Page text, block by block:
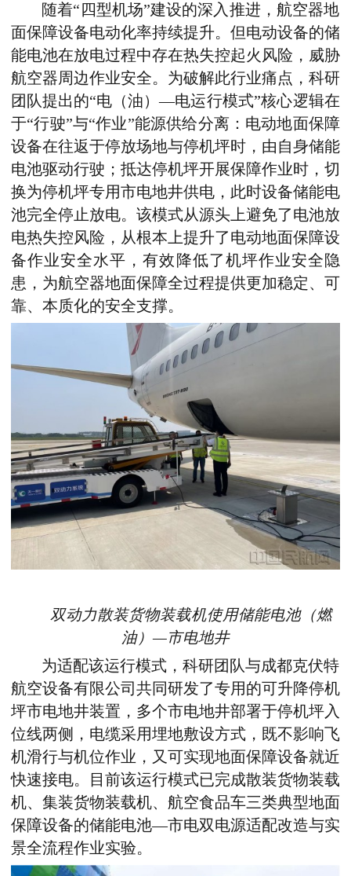
随着“四型机场”建设的深入推进，航空器地
面保障设备电动化率持续提升。但电动设备的储
能电池在放电过程中存在热失控起火风险，威胁
航空器周边作业安全。为破解此行业痛点，科研
团队提出的“电 （油）—电运行模式”核心逻辑在
于“行驶”与“作业”能源供给分离：电动地面保障
设备在往返于停放场地与停机坪时，由自身储能
电池驱动行驶；抵达停机坪开展保障作业时，切
换为停机坪专用市电地井供电，此时设备储能电
池完全停止放电。该模式从源头上避免了电池放
电热失控风险，从根本上提升了电动地面保障设
备作业安全水平，有效降低了机坪作业安全隐
患，为航空器地面保障全过程提供更加稳定、可
靠、本质化的安全支撑。
双动力散装货物装载机使用储能电池（燃
油）—市电地井
为适配该运行模式，科研团队与成都克伏特
航空设备有限公司共同研发了专用的可升降停机
坪市电地井装置 ， 多个市电地井部署于停机坪入
位线两侧，电缆采用埋地敷设方式， 既不影响飞
机滑行与机位作业，又 可实现地面保障设备就近
快速接电。目前该运行模式已完成散装货物装载
机、集装货物装载机、航空食品车三类典型地面
保障设备的储能电池—市电双电源适配改造与实
景全流程作业实验。